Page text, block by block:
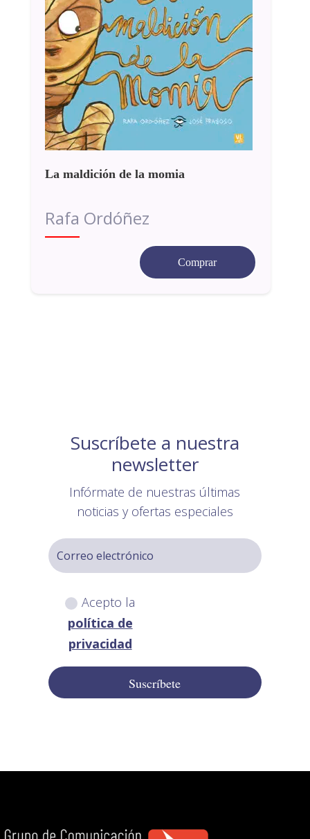
La maldición de la momia
Rafa Ordóñez
Comprar
Suscríbete a nuestra
newsletter
Infórmate de nuestras últimas
noticias y ofertas especiales
Acepto la
política de
privacidad
Suscríbete